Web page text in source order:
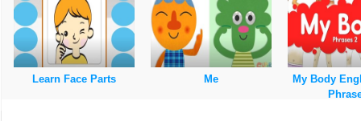
Learn Face Parts Me
My Body